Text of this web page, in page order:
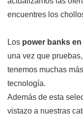
encuentres los
Los power banks
una vez que
tenemos muchas
tecnología.
Además de esta
vistazo a nuestras